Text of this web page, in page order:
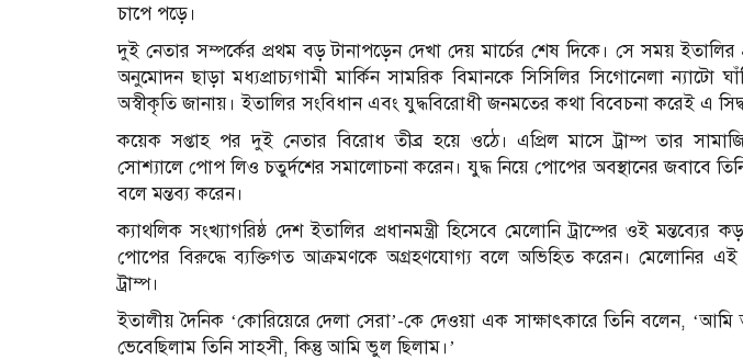
চাপে পড়ে।
দুই নেতার সম্পর্কের প্রথম বড় টানাপড়েন দেখা দেয় মার্চের শেষ দিকে। সে সময় ইতালির
অনুমোদন ছাড়া মধ্যপ্রাচ্যগামী মার্কিন সামরিক বিমানকে সিসিলির সিগোনেলা ন্যাটো
অস্বীকৃতি জানায়। ইতালির সংবিধান এবং যুদ্ধবিরোধী জনমতের কথা বিবেচনা করেই এ
কয়েক সপ্তাহ পর দুই নেতার বিরোধ তীব্র হয়ে ওঠে। এপ্রিল মাসে ট্রাম্প তার
সোশ্যালে পোপ লিও চতুর্দশের সমালোচনা করেন। যুদ্ধ নিয়ে পোপের অবস্থানের জবাবে
বলে মন্তব্য করেন।
ক্যাথলিক সংখ্যাগরিষ্ঠ দেশ ইতালির প্রধানমন্ত্রী হিসেবে মেলোনি ট্রাম্পের ওই মন্তব্যের
পোপের বিরুদ্ধে ব্যক্তিগত আক্রমণকে অগ্রহণযোগ্য বলে অভিহিত করেন। মেলোনির এই
ট্রাম্প।
ইতালীয় দৈনিক ‘কোরিয়েরে দেলা সেরা’-কে দেওয়া এক সাক্ষাৎকারে তিনি বলেন,
ভেবেছিলাম তিনি সাহসী, কিন্তু আমি ভুল ছিলাম।’